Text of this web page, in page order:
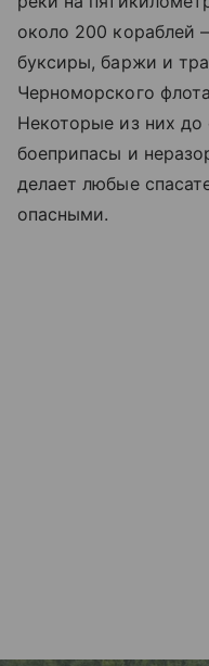
около 200 кораблей
буксиры, баржи и
Черноморского
Некоторые из них
боеприпасы и
делает любые
опасными.